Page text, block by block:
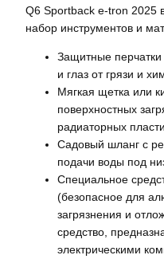
Q6 Sportback e-tron 2025
набор инструментов и
Защитные
и глаз от грязи и
Мягкая щетка или
поверхностных
радиаторных
Садовый шланг с
подачи воды под
Специальное
(безопасное для
загрязнения и
средство,
электрическими